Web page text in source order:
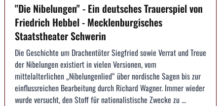
"Die Nibelungen" - Ein deutsches Trauerspiel von
Friedrich Hebbel - Mecklenburgisches
Staatstheater Schwerin
Die Geschichte um Drachentöter Siegfried sowie Verrat und Treue
der Nibelungen existiert in vielen Versionen, vom
mittelalterlichen „Nibelungenlied“ über nordische Sagen bis zur
einflussreichen Bearbeitung durch Richard Wagner. Immer wieder
wurde versucht, den Stoff für nationalistische Zwecke zu ...